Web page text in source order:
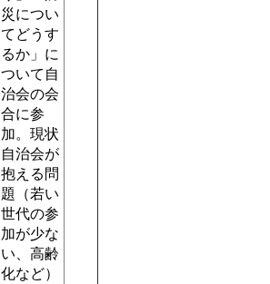
災につい
てどうす
るか」に
ついて自
治会の会
合に参
加。現状
自治会が
抱える問
題（若い
世代の参
加が少な
い、高齢
化など）